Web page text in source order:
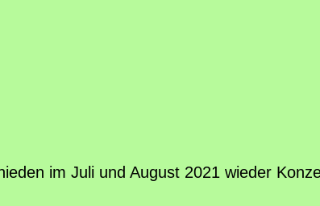
im Juli und August 2021 wieder